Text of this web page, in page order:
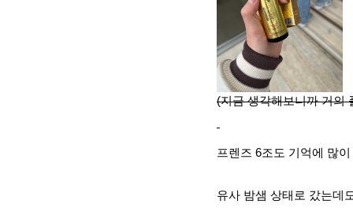
(지금 생각해보니까 거의
프렌즈 6조도 기억에 많
유사 밤샘 상태로 갔는데